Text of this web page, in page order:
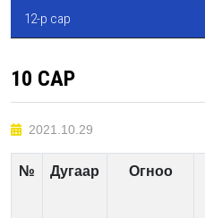
12-р сар
10 САР
2021.10.29
№ Дугаар Огноо